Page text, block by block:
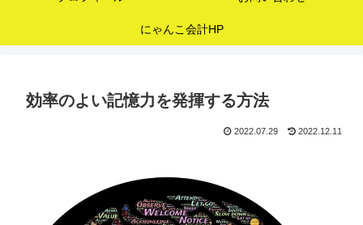
にゃんこ会計HP
効率のよい記憶力を発揮する方法
2022.07.29 2022.12.11